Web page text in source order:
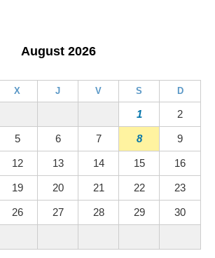
August 2026
X J V S D
1 2
5 6 7 8 9
12 13 14 15 16
19 20 21 22 23
26 27 28 29 30